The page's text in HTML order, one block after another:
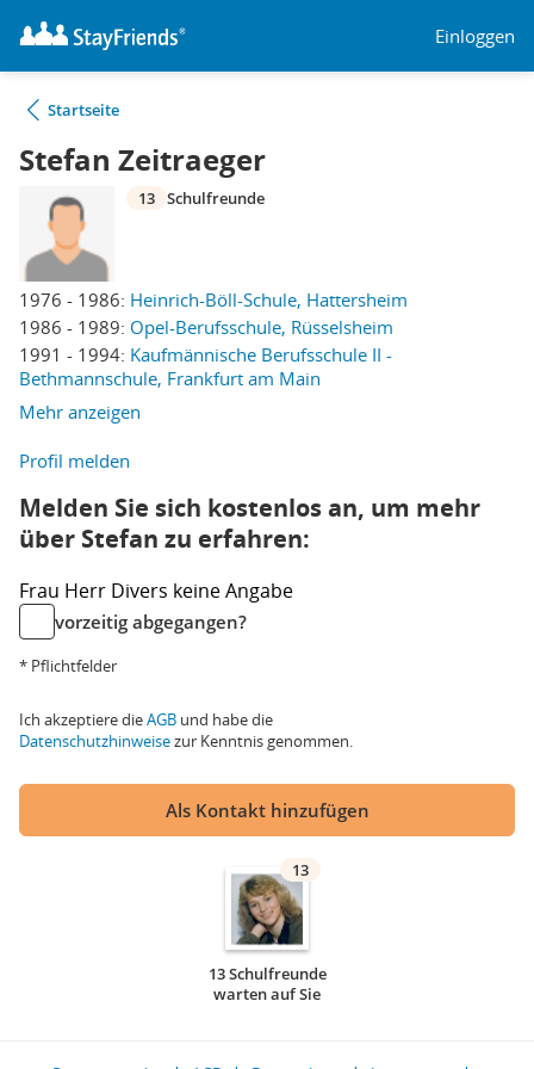
Einloggen
Startseite
Stefan Zeitraeger
1976 - 1986: Heinrich-Böll-Schule, Hattersheim
1986 - 1989: Opel-Berufsschule, Rüsselsheim
1991 - 1994: Kaufmännische Berufsschule II -
Bethmannschule, Frankfurt am Main
Mehr anzeigen
13 Schulfreunde
Profil melden
Melden Sie sich kostenlos an, um mehr
über Stefan zu erfahren:
Frau Herr Divers keine Angabe
vorzeitig abgegangen?
* Pflichtfelder
Ich akzeptiere dieAGB und habe die
Datenschutzhinweisezur Kenntnis genommen.
Als Kontakt hinzufügen
13
13 Schulfreunde
warten auf Sie